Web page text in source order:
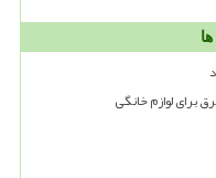
برای لوازم خانگی